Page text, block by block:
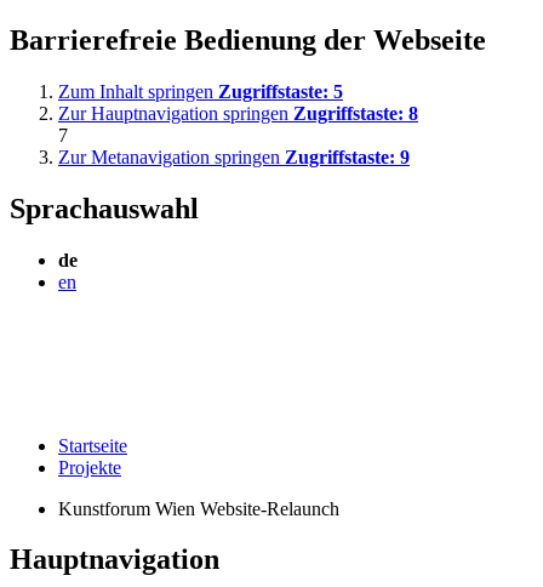
Barrierefreie Bedienung der Webseite
Zum Inhalt springen Zugriffstaste: 5
Zur Hauptnavigation springen Zugriffstaste: 8
7
Zur Metanavigation springen Zugriffstaste: 9
Sprachauswahl
de
en
Startseite
Projekte
Kunstforum Wien Website-Relaunch
Hauptnavigation